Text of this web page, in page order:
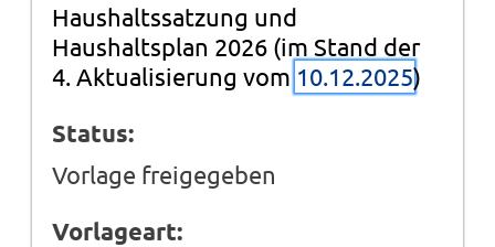
Haushaltssatzung und
Haushaltsplan 2026 (im Stand der
4. Aktualisierung vom 10.12.2025)
Status:
Vorlage freigegeben
Vorlageart: